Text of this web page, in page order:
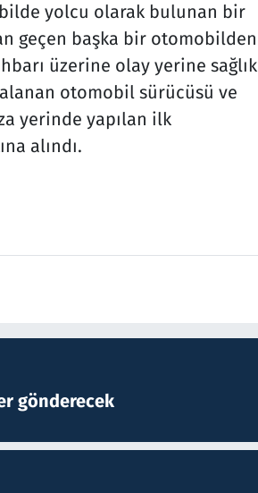
yolcu olarak bulunan bir
geçen başka bir otomobilden
üzerine olay yerine sağlık
otomobil sürücüsü ve
yerinde yapılan ilk
alındı.
gönderecek